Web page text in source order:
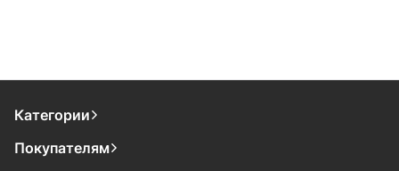
Категории
Покупателям